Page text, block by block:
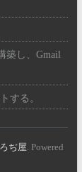
築し、Gmail
する。
ぢ屋 . Powered